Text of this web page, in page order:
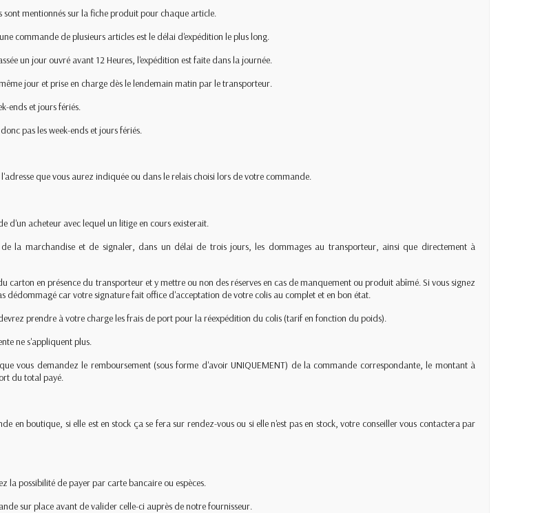
sont mentionnés sur la fiche produit pour chaque article.
commande de plusieurs articles est le délai d'expédition le plus long.
un jour ouvré avant 12 Heures, l'expédition est faite dans la journée.
jour et prise en charge dès le lendemain matin par le transporteur.
ends et jours fériés.
pas les week-ends et jours fériés.
que vous aurez indiquée ou dans le relais choisi lors de votre commande.
d'un acheteur avec lequel un litige en cours existerait.
la marchandise et de signaler, dans un délai de trois jours, les dommages au transporteur, ainsi que directement à
carton en présence du transporteur et y mettre ou non des réserves en cas de manquement ou produit abîmé. Si vous signez
dédommagé car votre signature fait office d'acceptation de votre colis au complet et en bon état.
prendre à votre charge les frais de port pour la réexpédition du colis (tarif en fonction du poids).
ne s'appliquent plus.
vous demandez le remboursement (sous forme d'avoir UNIQUEMENT) de la commande correspondante, le montant à
du total payé.
en boutique, si elle est en stock ça se fera sur rendez-vous ou si elle n'est pas en stock, votre conseiller vous contactera par
la possibilité de payer par carte bancaire ou espèces.
sur place avant de valider celle-ci auprès de notre fournisseur.